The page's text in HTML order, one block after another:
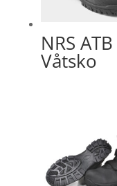
NRS ATB
Våtsko